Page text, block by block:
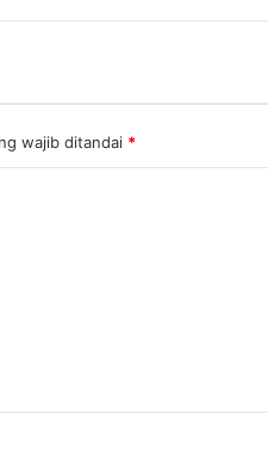
wajib ditandai *